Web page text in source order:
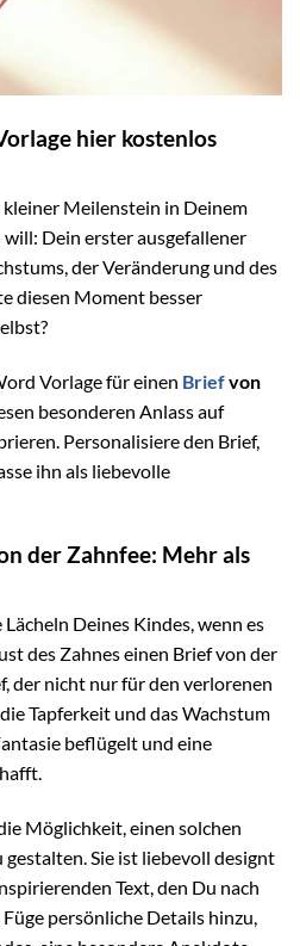
hier kostenlos
Meilenstein in Deinem
Dein erster ausgefallener
der Veränderung und des
diesen Moment besser
Vorlage für einen Briefvon
besonderen Anlass auf
Personalisiere den Brief,
ihn als liebevolle
der Zahnfee: Mehr als
Deines Kindes, wenn es
des Zahnes einen Brief von der
der nicht nur für den verlorenen
Tapferkeit und das Wachstum
beflügelt und eine
Möglichkeit, einen solchen
gestalten. Sie ist liebevoll designt
Text, den Du nach
persönliche Details hinzu,